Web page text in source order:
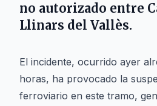
no autorizado entre
Llinars del Vallès.
El incidente, ocurrido ayer
horas, ha provocado la
ferroviario en este tramo,